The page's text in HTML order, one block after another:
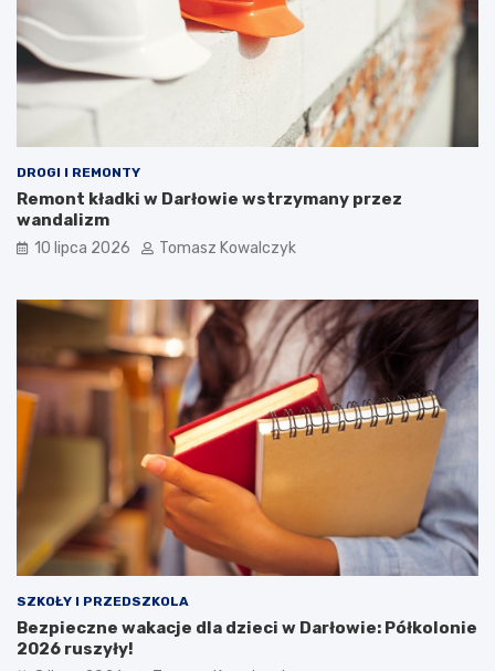
DROGI I REMONTY
Remont kładki w Darłowie wstrzymany przez
wandalizm
10 lipca 2026 Tomasz Kowalczyk
SZKOŁY I PRZEDSZKOLA
Bezpieczne wakacje dla dzieci w Darłowie: Półkolonie
2026 ruszyły!